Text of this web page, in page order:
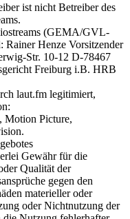
ist nicht Betreiber des
(GEMA/GVL-
Henze Vorsitzender
Str. 10-12 D-78467
Freiburg i.B. HRB
laut.fm legitimiert,
Motion Picture,
Gewähr für die
Qualität der
gegen den
materieller oder
oder Nichtnutzung der